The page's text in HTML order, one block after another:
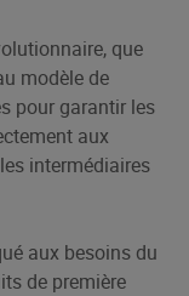
que
modèle de
pour garantir les
aux
intermédiaires
aux besoins du
de première